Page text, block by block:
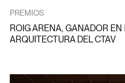
PREMIOS
ROIG ARENA, GANADOR
ARQUITECTURA DEL CTAV